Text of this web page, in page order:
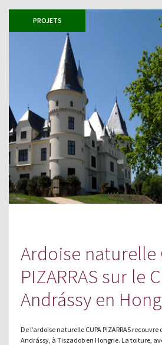
PROJETS
Ardoise naturelle
PIZARRAS sur le
Andrássy en
De l’ardoise naturelle CUPA PIZARRAS
Andrássy, à Tiszadob en Hongrie. La toiture,